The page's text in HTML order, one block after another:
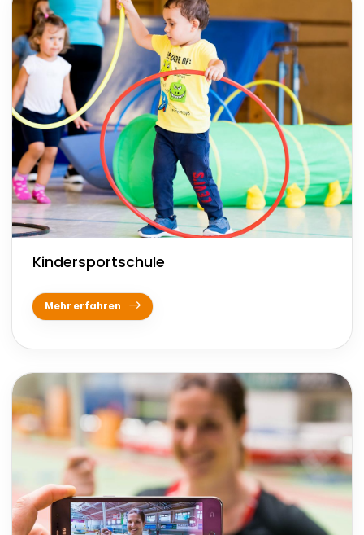
Kindersportschule
Mehr erfahren